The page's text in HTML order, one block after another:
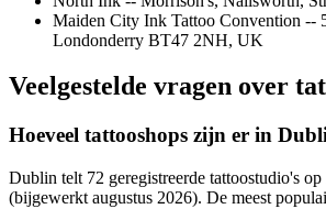
Maiden City Ink Tattoo Convention --
Londonderry BT47 2NH, UK
Veelgestelde vragen over
Hoeveel tattooshops zijn er in
Dublin telt 72 geregistreerde tattoostudio's
(bijgewerkt augustus 2026). De meest